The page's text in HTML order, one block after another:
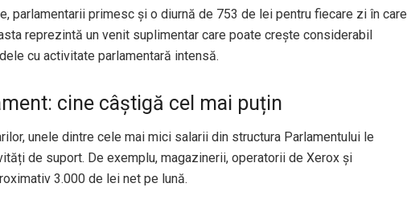
parlamentarii primesc și o diurnă de 753 de lei pentru fiecare zi în care
reprezintă un venit suplimentar care poate crește considerabil
cu activitate parlamentară intensă.
cine câștigă cel mai puțin
unele dintre cele mai mici salarii din structura Parlamentului le
de suport. De exemplu, magazinerii, operatorii de Xerox și
3.000 de lei net pe lună.